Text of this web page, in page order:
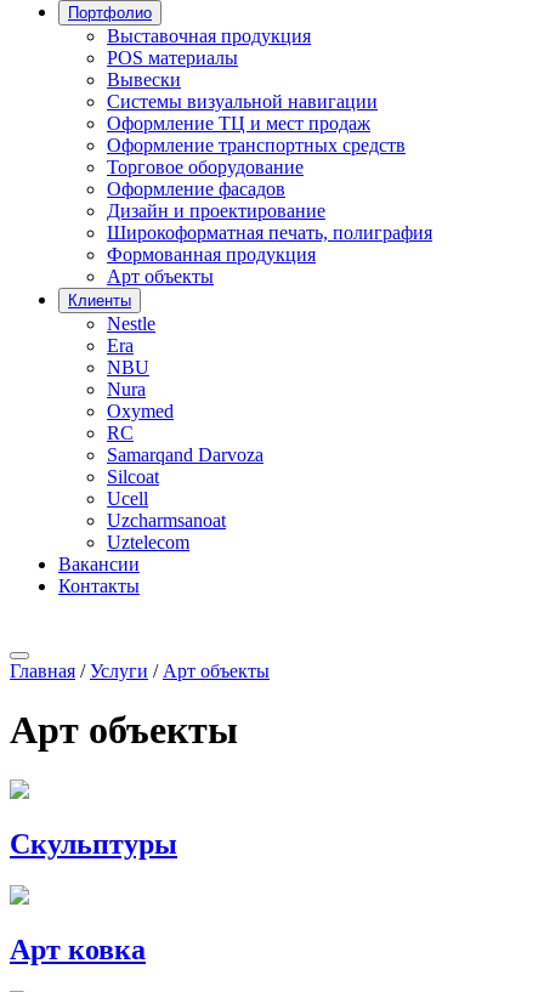
Портфолио
Выставочная продукция
POS материалы
Вывески
Системы визуальной навигации
Оформление ТЦ и мест продаж
Оформление транспортных средств
Торговое оборудование
Оформление фасадов
Дизайн и проектирование
Широкоформатная печать, полиграфия
Формованная продукция
Арт объекты
Клиенты
Nestle
Era
NBU
Nura
Oxymed
RC
Samarqand Darvoza
Silcoat
Ucell
Uzcharmsanoat
Uztelecom
Вакансии
Контакты
Главная /Услуги / Арт объекты
Арт объекты
Скульптуры
Арт ковка